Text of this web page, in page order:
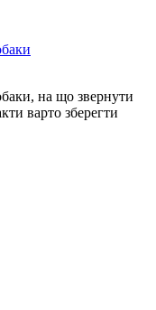
на що звернути
варто зберегти